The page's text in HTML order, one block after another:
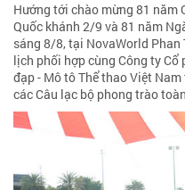
Hướng tới chào mừng 81 năm
Quốc khánh 2/9 và 81 năm
sáng 8/8, tại NovaWorld Phan
lịch phối hợp cùng Công ty Cổ
đạp - Mô tô Thể thao Việt
các Câu lạc bộ phong trào